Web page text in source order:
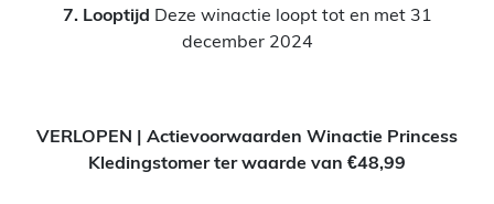
7. Looptijd Deze winactie loopt tot en met 31
december 2024
VERLOPEN | Actievoorwaarden Winactie Princess
Kledingstomer ter waarde van €48,99